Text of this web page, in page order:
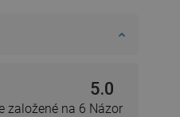
5.0
založené na 6 Názor